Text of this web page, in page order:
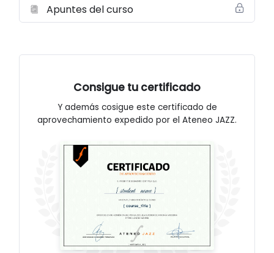
Apuntes del curso
Consigue tu certificado
Y además cosigue este certificado de
aprovechamiento expedido por el Ateneo JAZZ.